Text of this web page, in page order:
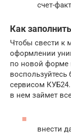
счет-
Как
Чтобы свести к
оформлении
по новой форме
сервисом
в нем займет
внести